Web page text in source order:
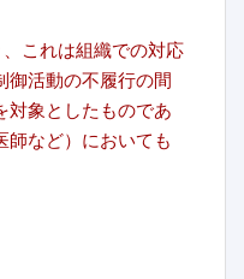
これは組織での対応
御活動の不履行の間
対象としたものであ
師など）においても